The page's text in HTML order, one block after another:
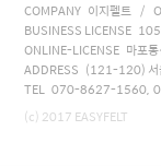
COMPANY 이지펠트 /
BUSINESS LICENSE
ONLINE-LICENSE 마포
ADDRESS (121-120) 서
TEL 070-8627-1560,
(c) 2017 EASYFELT